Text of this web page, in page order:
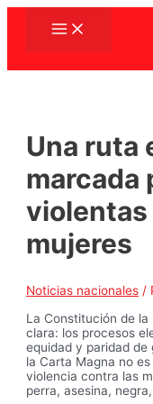
Main
Menu
Una ruta
marcada
mujeres
Noticias nacionales /
La Constitución de la
clara: los procesos
equidad y paridad
la Carta Magna no
violencia contra las
perra, asesina,